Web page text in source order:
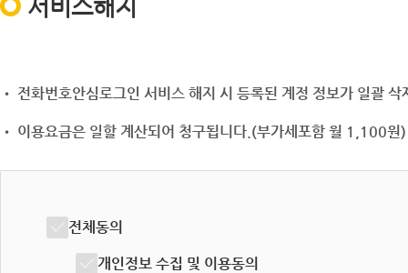
서비스해지
• 전화번호안심로그인 서비스 해지 시 등록된 계정 정보가 일괄
• 이용요금은 일할 계산되어 청구됩니다.(부가세포함 월 1,100원)
전체동의
개인정보 수집 및 이용동의